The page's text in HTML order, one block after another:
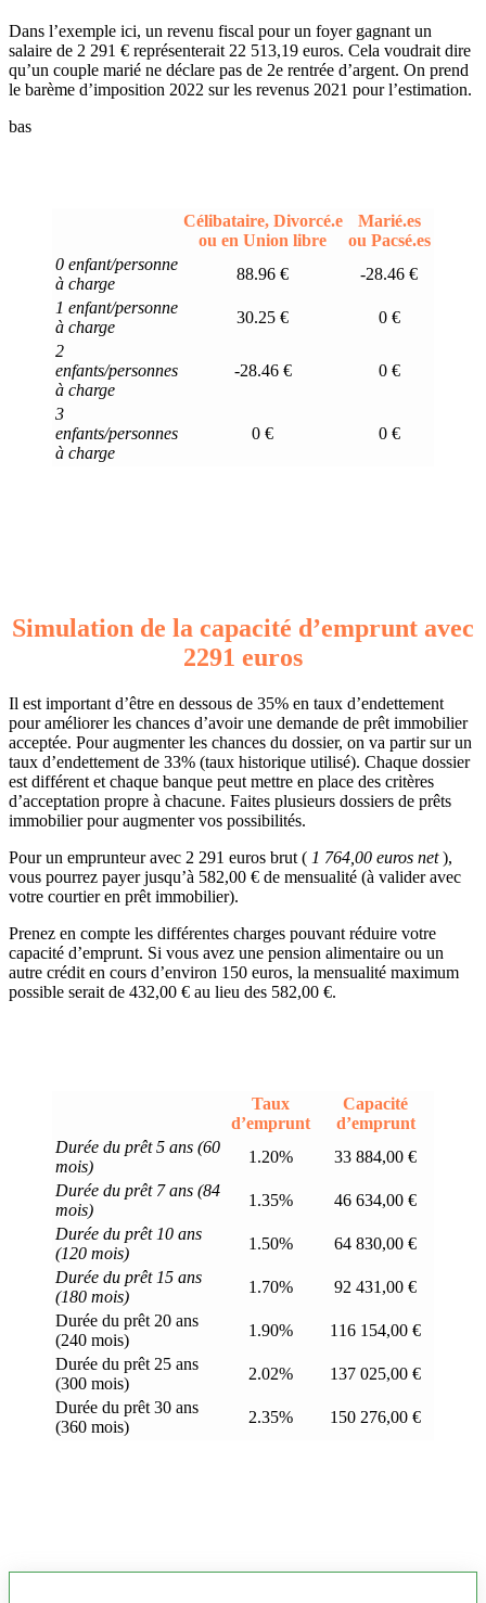
Dans l’exemple ici, un revenu fiscal pour un foyer gagnant un
salaire de 2 291 € représenterait 22 513,19 euros. Cela voudrait dire
qu’un couple marié ne déclare pas de 2e rentrée d’argent. On prend
le barème d’imposition 2022 sur les revenus 2021 pour l’estimation.
bas
Célibataire, Divorcé.e
ou en Union libre
Marié.es
ou Pacsé.es
0 enfant/personne
à charge
88.96 €
-28.46 €
1 enfant/personne
à charge
30.25 €
0 €
2
enfants/personnes
à charge
-28.46 € 0 €
3
enfants/personnes
à charge
0 € 0 €
Simulation de la capacité d’emprunt avec
2291 euros
Il est important d’être en dessous de 35% en taux d’endettement
pour améliorer les chances d’avoir une demande de prêt immobilier
acceptée. Pour augmenter les chances du dossier, on va partir sur un
taux d’endettement de 33% (taux historique utilisé). Chaque dossier
est différent et chaque banque peut mettre en place des critères
d’acceptation propre à chacune. Faites plusieurs dossiers de prêts
immobilier pour augmenter vos possibilités.
Pour un emprunteur avec 2 291 euros brut ( 1 764,00 euros net),
vous pourrez payer jusqu’à 582,00 € de mensualité (à valider avec
votre courtier en prêt immobilier).
Prenez en compte les différentes charges pouvant réduire votre
capacité d’emprunt. Si vous avez une pension alimentaire ou un
autre crédit en cours d’environ 150 euros, la mensualité maximum
possible serait de 432,00 € au lieu des 582,00 €.
Taux
d’emprunt
Capacité
d’emprunt
Durée du prêt 5 ans (60
mois)
1.20%
33 884,00 €
Durée du prêt 7 ans (84
mois)
1.35%
46 634,00 €
Durée du prêt 10 ans
(120 mois)
1.50%
64 830,00 €
Durée du prêt 15 ans
(180 mois)
1.70%
92 431,00 €
Durée du prêt 20 ans
(240 mois)
1.90%
116 154,00 €
Durée du prêt 25 ans
(300 mois)
2.02%
137 025,00 €
Durée du prêt 30 ans
(360 mois)
2.35% 150 276,00 €